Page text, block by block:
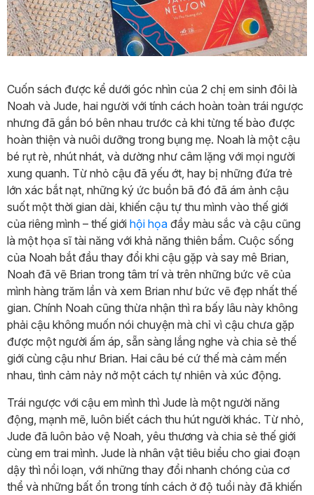
Cuốn sách được kể dưới góc nhìn của 2 chị em sinh đôi là
Noah và Jude, hai người với tính cách hoàn toàn trái ngược
nhưng đã gắn bó bên nhau trước cả khi từng tế bào được
hoàn thiện và nuôi dưỡng trong bụng mẹ. Noah là một cậu
bé rụt rè, nhút nhát, và dường như câm lặng với mọi người
xung quanh. Từ nhỏ cậu đã yếu ớt, hay bị những đứa trẻ
lớn xác bắt nạt, những ký ức buồn bã đó đã ám ảnh cậu
suốt một thời gian dài, khiến cậu tự thu mình vào thế giới
của riêng mình – thế giới hội họa đầy màu sắc và cậu cũng
là một họa sĩ tài năng với khả năng thiên bẩm. Cuộc sống
của Noah bắt đầu thay đổi khi cậu gặp và say mê Brian,
Noah đã vẽ Brian trong tâm trí và trên những bức vẽ của
mình hàng trăm lần và xem Brian như bức vẽ đẹp nhất thế
gian. Chính Noah cũng thừa nhận thì ra bấy lâu này không
phải cậu không muốn nói chuyện mà chỉ vì cậu chưa gặp
được một người ấm áp, sẵn sàng lắng nghe và chia sẻ thế
giới cùng cậu như Brian. Hai câu bé cứ thế mà cảm mến
nhau, tình cảm nảy nở một cách tự nhiên và xúc động.
Trái ngược với cậu em mình thì Jude là một người năng
động, mạnh mẽ, luôn biết cách thu hút người khác. Từ nhỏ,
Jude đã luôn bảo vệ Noah, yêu thương và chia sẻ thế giới
cùng em trai mình. Jude là nhân vật tiêu biểu cho giai đoạn
dậy thì nổi loạn, với những thay đổi nhanh chóng của cơ
thể và những bất ổn trong tính cách ở độ tuổi này đã khiến